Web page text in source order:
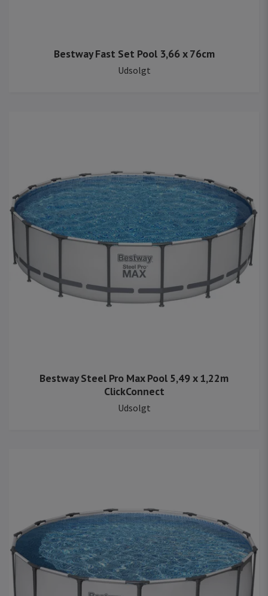
Bestway Fast Set Pool 3,66 x 76cm
Udsolgt
Bestway Steel Pro Max Pool 5,49 x 1,22m
ClickConnect
Udsolgt